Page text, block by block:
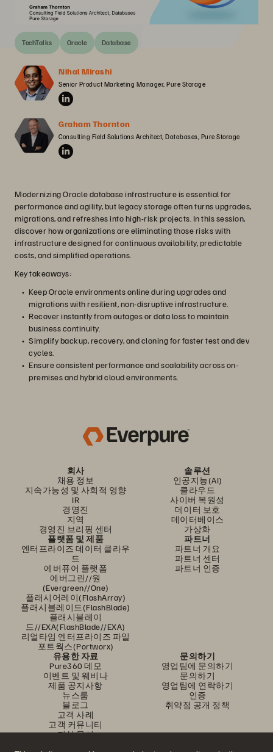
TechTalks Oracle Database
Nihal Mirashi
Senior Product Marketing Manager, Pure Storage
Graham Thornton
Consulting Field Solutions Architect, Databases, Pure Storage
Modernizing Oracle database infrastructure is essential for
performance and agility, but legacy storage often turns upgrades,
migrations, and refreshes into high-risk projects. In this session,
discover how organizations are eliminating those risks with
infrastructure designed for continuous availability, predictable
costs, and simplified operations.
Key takeaways:
Keep Oracle environments online during upgrades and
migrations with resilient, non-disruptive infrastructure.
Recover instantly from outages or data loss to maintain
business continuity.
Simplify backup, recovery, and cloning for faster test and dev
cycles.
Ensure consistent performance and scalability across on-
premises and hybrid cloud environments.
회사
채용 정보
지속가능성 및 사회적 영향
IR
경영진
지역
경영진 브리핑 센터
솔루션
인공지능(AI)
클라우드
사이버 복원성
데이터 보호
데이터베이스
가상화
플랫폼 및 제품
엔터프라이즈 데이터 클라우
드
에버퓨어 플랫폼
에버그린//원
(Evergreen//One)
플래시어레이(FlashArray)
플래시블레이드(FlashBlade)
플래시블레이
드//EXA(FlashBlade//EXA)
리얼타임 엔터프라이즈 파일
포트웍스(Portworx)
파트너
파트너 개요
파트너 센터
파트너 인증
유용한 자료
Pure360 데모
이벤트 및 웨비나
제품 공지사항
뉴스룸
블로그
고객 사례
고객 커뮤니티
지식 문서
문의하기
영업팀에 문의하기
문의하기
영업팀에 연락하기
인증
취약점 공개 정책